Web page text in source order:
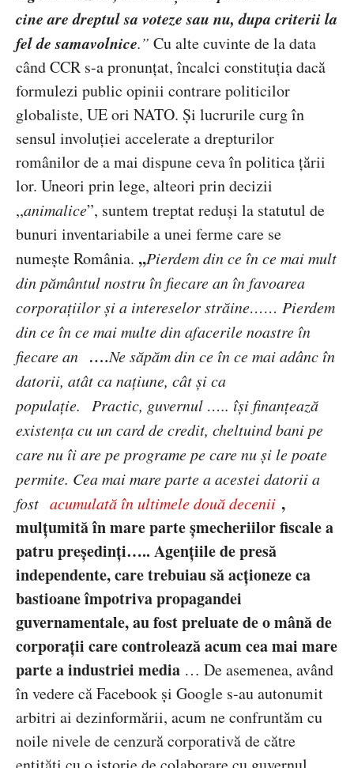
cine are dreptul sa voteze sau nu, dupa criterii la
fel de samavolnice.” Cu alte cuvinte de la data
când CCR s-a pronunțat, încalci constituția dacă
formulezi public opinii contrare politicilor
globaliste, UE ori NATO. Și lucrurile curg în
sensul involuției accelerate a drepturilor
românilor de a mai dispune ceva în politica țării
lor. Uneori prin lege, alteori prin decizii
,,animalice”, suntem treptat reduși la statutul de
bunuri inventariabile a unei ferme care se
numește România. ,,Pierdem din ce în ce mai mult
din pământul nostru în fiecare an în favoarea
corporațiilor și a intereselor străine…… Pierdem
din ce în ce mai multe din afacerile noastre în
fiecare an ….Ne săpăm din ce în ce mai adânc în
datorii, atât ca națiune, cât și ca
populație.
Practic, guvernul ….. își finanțează
existența cu un card de credit, cheltuind bani pe
care nu îi are pe programe pe care nu și le poate
permite. Cea mai mare parte a acestei datorii a
fost acumulată în ultimele două decenii ,
mulțumită în mare parte șmecheriilor fiscale a
patru președinți….. Agențiile de presă
independente, care trebuiau să acționeze ca
bastioane împotriva propagandei
guvernamentale, au fost preluate deo mână de
corporații care controlează acum cea mai mare
parte a industriei media … De asemenea, având
în vedere că Facebook și Google s-au autonumit
arbitri ai dezinformării, acum ne confruntăm cu
noile nivele de cenzură corporativă de către